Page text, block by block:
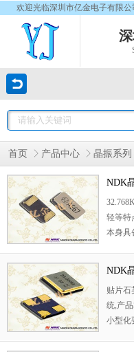
欢迎光临深圳市亿金电子有限公
首页 产品中心 晶振系列
NDK
UA-8
轻等特
本身具
度曲
装时能
NDK
-CSR-
贴片石
统,产
小型化